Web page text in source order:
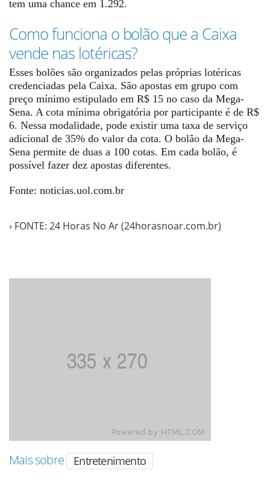
tem uma chance em 1.292.
Como funciona o bolão que a Caixa
vende nas lotéricas?
Esses bolões são organizados pelas próprias lotéricas
credenciadas pela Caixa. São apostas em grupo com
preço mínimo estipulado em R$ 15 no caso da Mega-
Sena. A cota mínima obrigatória por participante é de R$
6. Nessa modalidade, pode existir uma taxa de serviço
adicional de 35% do valor da cota. O bolão da Mega-
Sena permite de duas a 100 cotas. Em cada bolão, é
possível fazer dez apostas diferentes.
Fonte: noticias.uol.com.br
› FONTE: 24 Horas No Ar (24horasnoar.com.br)
Mais sobre Entretenimento